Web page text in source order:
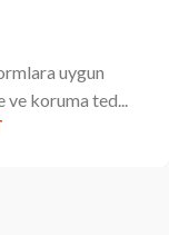
uygun
koruma ted...